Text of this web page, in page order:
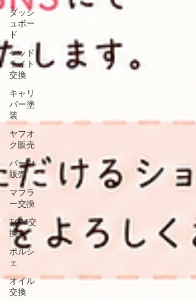
ダッシ
ュボー
ド
ヘッド
ライト
交換
キャリ
パー塗
装
ヤフオ
ク販売
パーツ
販売
マフラ
ー交換
TCM交
換
ポルシ
ェ
オイル
交換